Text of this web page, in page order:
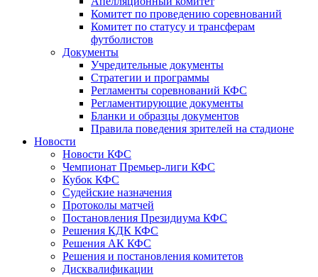
Комитет по проведению соревнований
Комитет по статусу и трансферам
футболистов
Документы
Учредительные документы
Стратегии и программы
Регламенты соревнований КФС
Регламентирующие документы
Бланки и образцы документов
Правила поведения зрителей на стадионе
Новости
Новости КФС
Чемпионат Премьер-лиги КФС
Кубок КФС
Судейские назначения
Протоколы матчей
Постановления Президиума КФС
Решения КДК КФС
Решения АК КФС
Решения и постановления комитетов
Дисквалификации